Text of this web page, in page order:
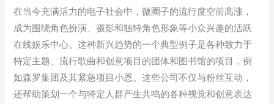
在当今充满活力的电子社会中，微圈子的流行度空前高涨，
成为围绕角色扮演、摄影和独特角色形象等小众兴趣的活跃
在线娱乐中心。这种新兴趋势的一个典型例子是各种致力于
特定主题、流行歌曲和创意项目的团体和图书馆的项目，例
如森罗集团及其紧急项目小恩。这些公司不仅与粉丝互动，
还帮助策划一个与特定人群产生共鸣的各种视觉和创意表达